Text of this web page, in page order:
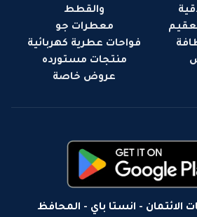
والقطط
معطرات جو
فواحات عطرية كهربائية
منتجات مستورده
عروض خاصة
الائتمان - انستا باي - المحافظ